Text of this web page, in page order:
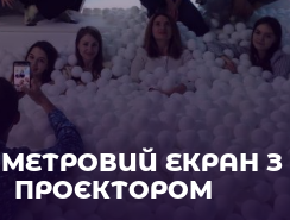
ЕКРАН З
ПРОЄКТОРОМ